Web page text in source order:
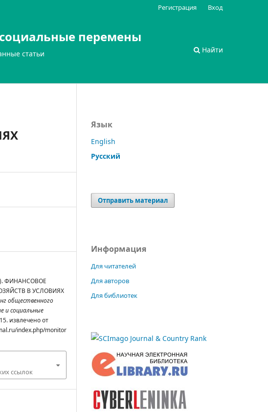
перемены
статьи Найти
Регистрация Вход
ФИНАНСОВОЕ
В УСЛОВИЯХ
общественного
и социальные
извлечено от
index.php/monitor
ссылок
Язык
English
Русский
Отправить материал
Информация
Для читателей
Для авторов
Для библиотек